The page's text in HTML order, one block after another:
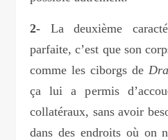
2- La deuxième
parfaite, c’est que son
comme les ciborgs de
ça lui a permis
collatéraux, sans avoir
dans des endroits où on